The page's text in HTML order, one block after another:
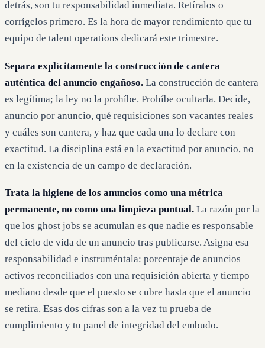
detrás, son tu responsabilidad inmediata. Retíralos o
corrígelos primero. Es la hora de mayor rendimiento que tu
equipo de talent operations dedicará este trimestre.
Separa explícitamente la construcción de cantera
auténtica del anuncio engañoso. La construcción de cantera
es legítima; la ley no la prohíbe. Prohíbe ocultarla. Decide,
anuncio por anuncio, qué requisiciones son vacantes reales
y cuáles son cantera, y haz que cada una lo declare con
exactitud. La disciplina está en la exactitud por anuncio, no
en la existencia de un campo de declaración.
Trata la higiene de los anuncios como una métrica
permanente, no como una limpieza puntual. La razón por la
que los ghost jobs se acumulan es que nadie es responsable
del ciclo de vida de un anuncio tras publicarse. Asigna esa
responsabilidad e instruméntala: porcentaje de anuncios
activos reconciliados con una requisición abierta y tiempo
mediano desde que el puesto se cubre hasta que el anuncio
se retira. Esas dos cifras son a la vez tu prueba de
cumplimiento y tu panel de integridad del embudo.